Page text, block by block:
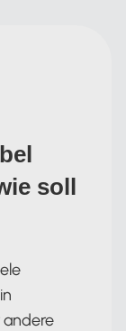
soll